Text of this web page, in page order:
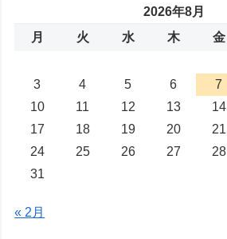
2026年8月
月
火 水 木 金
3
4 5 6 7
10
11 12 13 14
17
18 19 20 21
24
25 26 27 28
31
« 2月